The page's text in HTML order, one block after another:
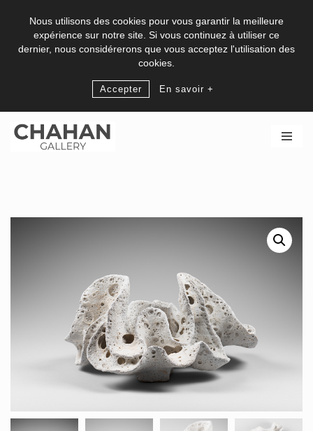
Nous utilisons des cookies pour vous garantir la meilleure
expérience sur notre site. Si vous continuez à utiliser ce
dernier, nous considérerons que vous acceptez l'utilisation des
cookies.
Accepter En savoir +